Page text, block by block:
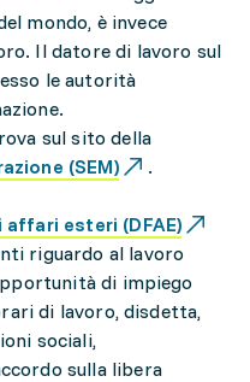
mondo, è invece
Il datore di lavoro sul
le autorità
sul sito della
(SEM)
.
esteri (DFAE)
riguardo al lavoro
di impiego
di lavoro, disdetta,
sociali,
sulla libera